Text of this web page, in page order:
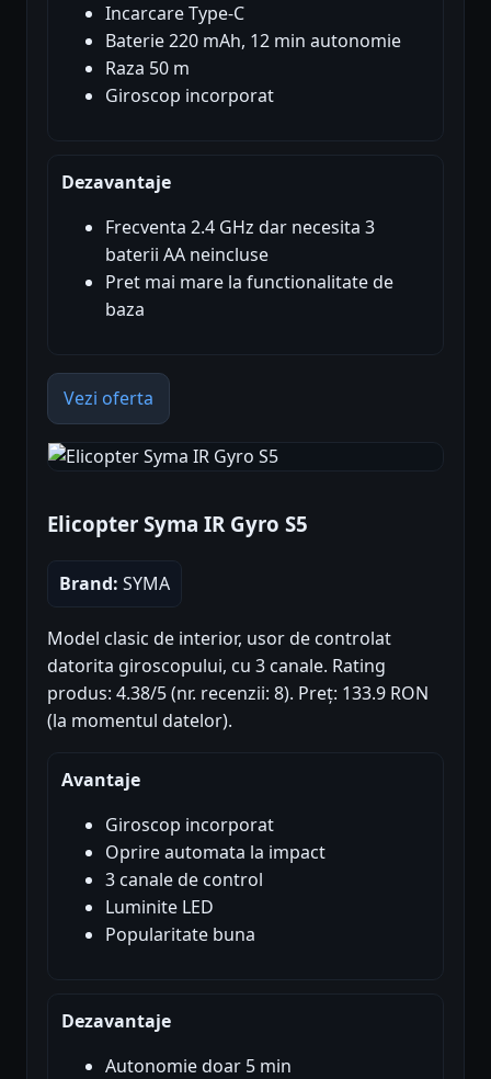
Incarcare Type-C
Baterie 220 mAh, 12 min autonomie
Raza 50 m
Giroscop incorporat
Dezavantaje
Frecventa 2.4 GHz dar necesita 3
baterii AA neincluse
Pret mai mare la functionalitate de
baza
Vezi oferta
Elicopter Syma IR Gyro S5
Brand: SYMA
Model clasic de interior, usor de controlat
datorita giroscopului, cu 3 canale. Rating
produs: 4.38/5 (nr. recenzii: 8). Preț: 133.9 RON
(la momentul datelor).
Avantaje
Giroscop incorporat
Oprire automata la impact
3 canale de control
Luminite LED
Popularitate buna
Dezavantaje
Autonomie doar 5 min